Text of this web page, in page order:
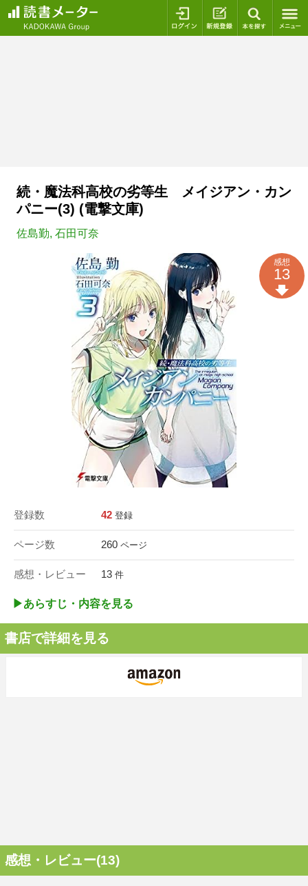
ログイン 新規登録
続・魔法科高校の劣等生 メイジアン・カン
パニー(3) (電撃文庫)
佐島勤, 石田可奈
登録数 42 登録
ページ数 260 ページ
感想・レビュー 13 件
感想
13
▶︎あらすじ・内容を見る
書店で詳細を見る
感想・レビュー(13)